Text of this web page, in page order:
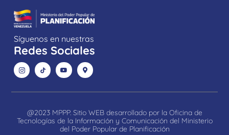
Síguenos en nuestras
Redes Sociales
@2023 MPPP. Sitio WEB desarrollado por la Oficina de
Tecnologías de la Información y Comunicación del Ministerio
del Poder Popular de Planificación